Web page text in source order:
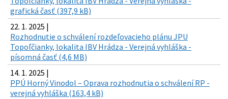
grafická časť (397,9 kB)
22. 1. 2025 |
Rozhodnutie o schválení rozdeľovacieho plánu JPU
Topoľčianky, lokalita IBV Hrádza - Verejná vyhláška -
písomná časť (4,6 MB)
14. 1. 2025 |
PPÚ Horný Vinodol – Oprava rozhodnutia o schválení RP -
verejná vyhláška (163,4 kB)